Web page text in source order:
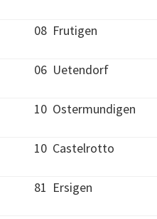
08 Frutigen
06 Uetendorf
10 Ostermundigen
10 Castelrotto
81 Ersigen